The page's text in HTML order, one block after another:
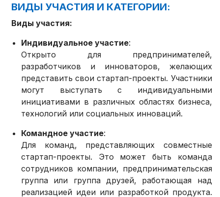
ВИДЫ УЧАСТИЯ И КАТЕГОРИИ:
Виды участия:
Индивидуальное участие:
Открыто для предпринимателей,
разработчиков и инноваторов, желающих
представить свои стартап-проекты. Участники
могут выступать с индивидуальными
инициативами в различных областях бизнеса,
технологий или социальных инноваций.
Командное участие:
Для команд, представляющих совместные
стартап-проекты. Это может быть команда
сотрудников компании, предпринимательская
группа или группа друзей, работающая над
реализацией идеи или разработкой продукта.